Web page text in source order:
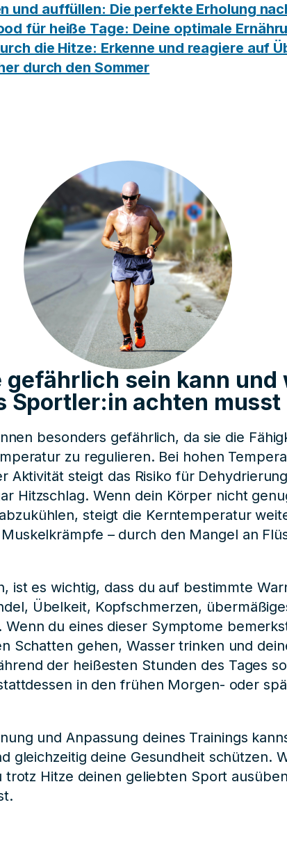
und auffüllen: Die perfekte Erholung
für heiße Tage: Deine optimale
die Hitze: Erkenne und reagiere auf
durch den Sommer
gefährlich sein kann und
Sportler:in achten musst
besonders gefährlich, da sie die
zu regulieren. Bei hohen
Aktivität steigt das Risiko für
Hitzschlag. Wenn dein Körper nicht
steigt die Kerntemperatur
– durch den Mangel an
ist es wichtig, dass du auf bestimmte
Übelkeit, Kopfschmerzen,
Wenn du eines dieser Symptome
Schatten gehen, Wasser trinken und
der heißesten Stunden des Tages
in den frühen Morgen- oder
und Anpassung deines Trainings
gleichzeitig deine Gesundheit schützen.
Hitze deinen geliebten Sport